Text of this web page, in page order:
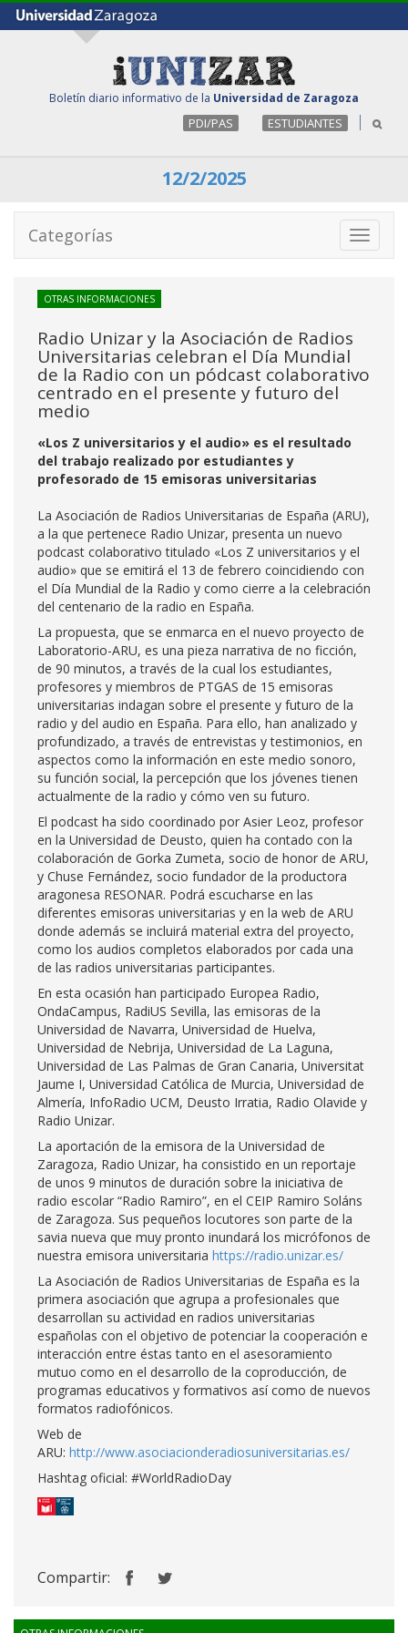
Boletín diario informativo de la Universidad de Zaragoza
PDI/PAS ESTUDIANTES
12/2/2025
Toggle
Categorías
OTRAS INFORMACIONES
Radio Unizar y la Asociación de Radios
Universitarias celebran el Día Mundial
de la Radio con un pódcast colaborativo
centrado en el presente y futuro del
medio
«Los Z universitarios y el audio» es el resultado
del trabajo realizado por estudiantes y
profesorado de 15 emisoras universitarias
La Asociación de Radios Universitarias de España (ARU),
a la que pertenece Radio Unizar, presenta un nuevo
podcast colaborativo titulado «Los Z universitarios y el
audio» que se emitirá el 13 de febrero coincidiendo con
el Día Mundial de la Radio y como cierre a la celebración
del centenario de la radio en España.
La propuesta, que se enmarca en el nuevo proyecto de
Laboratorio-ARU, es una pieza narrativa de no ficción,
de 90 minutos, a través de la cual los estudiantes,
profesores y miembros de PTGAS de 15 emisoras
universitarias indagan sobre el presente y futuro de la
radio y del audio en España. Para ello, han analizado y
profundizado, a través de entrevistas y testimonios, en
aspectos como la información en este medio sonoro,
su función social, la percepción que los jóvenes tienen
actualmente de la radio y cómo ven su futuro.
El podcast ha sido coordinado por Asier Leoz, profesor
en la Universidad de Deusto, quien ha contado con la
colaboración de Gorka Zumeta, socio de honor de ARU,
y Chuse Fernández, socio fundador de la productora
aragonesa RESONAR. Podrá escucharse en las
diferentes emisoras universitarias y en la web de ARU
donde además se incluirá material extra del proyecto,
como los audios completos elaborados por cada una
de las radios universitarias participantes.
En esta ocasión han participado Europea Radio,
OndaCampus, RadiUS Sevilla, las emisoras de la
Universidad de Navarra, Universidad de Huelva,
Universidad de Nebrija, Universidad de La Laguna,
Universidad de Las Palmas de Gran Canaria, Universitat
Jaume I, Universidad Católica de Murcia, Universidad de
Almería, InfoRadio UCM, Deusto Irratia, Radio Olavide y
Radio Unizar.
La aportación de la emisora de la Universidad de
Zaragoza, Radio Unizar, ha consistido en un reportaje
de unos 9 minutos de duración sobre la iniciativa de
radio escolar “Radio Ramiro”, en el CEIP Ramiro Soláns
de Zaragoza. Sus pequeños locutores son parte de la
savia nueva que muy pronto inundará los micrófonos de
nuestra emisora universitaria https://radio.unizar.es/
La Asociación de Radios Universitarias de España es la
primera asociación que agrupa a profesionales que
desarrollan su actividad en radios universitarias
españolas con el objetivo de potenciar la cooperación e
interacción entre éstas tanto en el asesoramiento
mutuo como en el desarrollo de la coproducción, de
programas educativos y formativos así como de nuevos
formatos radiofónicos.
Web de
ARU: http://www.asociacionderadiosuniversitarias.es/
Hashtag oficial: #WorldRadioDay
Compartir: